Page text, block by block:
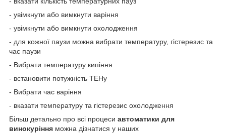
- увімкнути або вимкнути варіння
- увімкнути або вимкнути охолодження
- для кожної паузи можна вибрати температуру, гістерезис та
час паузи
- Вибрати температуру кипіння
- встановити потужність ТЕНу
- Вибрати час варіння
- вказати температуру та гістерезис охолодження
Більш детально про всі процеси автоматики для
винокуріння можна дізнатися у наших